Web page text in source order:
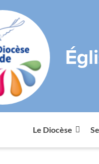
Le Diocèse